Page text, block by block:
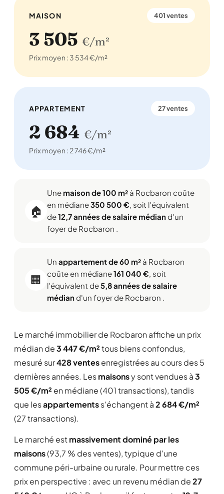
MAISON 401 ventes
3 505 €/m²
Prix moyen : 3 534 €/m²
APPARTEMENT 27 ventes
2 684 €/m²
Prix moyen : 2 746 €/m²
🏠
Une maison de 100 m² à Rocbaron coûte
en médiane350 500 €, soit l'équivalent
de12,7 années de salaire médiand'un
foyer de Rocbaron .
🏢
Un appartement de 60 m² à Rocbaron
coûte en médiane161 040 €, soit
l'équivalent de5,8 années de salaire
médiand'un foyer de Rocbaron .
Le marché immobilier de Rocbaron affiche un prix
médian de3 447 €/m²tous biens confondus,
mesuré sur428 ventesenregistrées au cours des 5
dernières années. Lesmaisonsy sont vendues à3
505 €/m² en médiane (401 transactions), tandis
que lesappartementss'échangent à2 684 €/m²
(27 transactions).
Le marché estmassivement dominé par les
maisons(93,7 % des ventes), typique d'une
commune péri-urbaine ou rurale. Pour mettre ces
prix en perspective : avec un revenu médian de27